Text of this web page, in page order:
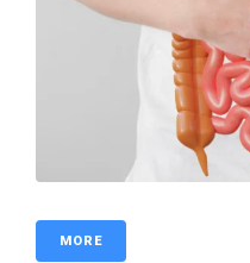
MORE